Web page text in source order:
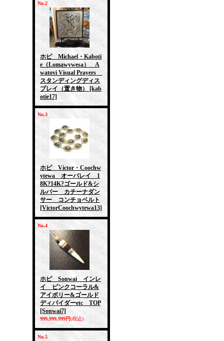
No.2
ホピ Michael・Kaboti
e（Lomawywesa） A
watovi Visual Prayers
スタンディングディス
プレイ（置き物）
[kab
otie17]
No.3
ホピ Victor・Coochw
ytewa オーバレイ 1
8K?14K?ゴールド&シ
ルバー カチーナダン
サー コンチョベルト
[VictorCoochwytewa13]
No.4
ホピ Sonwai インレ
イ ピンクコーラル&
アイボリー&ゴールド
ディバイダーetc TOP
[Sonwai7]
999,999,999円(税込)
No.5